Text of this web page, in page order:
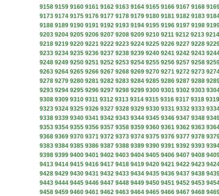
9158 9159 9160 9161 9162 9163 9164 9165 9166 9167 9168
9173 9174 9175 9176 9177 9178 9179 9180 9181 9182 9183
9188 9189 9190 9191 9192 9193 9194 9195 9196 9197 9198
9203 9204 9205 9206 9207 9208 9209 9210 9211 9212 9213 9214
9218 9219 9220 9221 9222 9223 9224 9225 9226 9227 9228
9233 9234 9235 9236 9237 9238 9239 9240 9241 9242 9243
9248 9249 9250 9251 9252 9253 9254 9255 9256 9257 9258
9263 9264 9265 9266 9267 9268 9269 9270 9271 9272 9273
9278 9279 9280 9281 9282 9283 9284 9285 9286 9287 9288
9293 9294 9295 9296 9297 9298 9299 9300 9301 9302 9303
9308 9309 9310 9311 9312 9313 9314 9315 9316 9317 9318 9319
9323 9324 9325 9326 9327 9328 9329 9330 9331 9332 9333
9338 9339 9340 9341 9342 9343 9344 9345 9346 9347 9348
9353 9354 9355 9356 9357 9358 9359 9360 9361 9362 9363
9368 9369 9370 9371 9372 9373 9374 9375 9376 9377 9378
9383 9384 9385 9386 9387 9388 9389 9390 9391 9392 9393
9398 9399 9400 9401 9402 9403 9404 9405 9406 9407 9408
9413 9414 9415 9416 9417 9418 9419 9420 9421 9422 9423
9428 9429 9430 9431 9432 9433 9434 9435 9436 9437 9438
9443 9444 9445 9446 9447 9448 9449 9450 9451 9452 9453
9458 9459 9460 9461 9462 9463 9464 9465 9466 9467 9468